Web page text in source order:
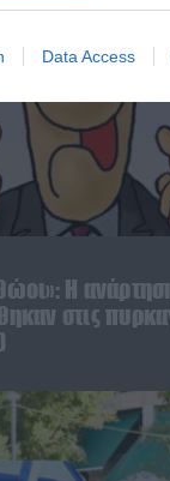
Data Access
Η
στις